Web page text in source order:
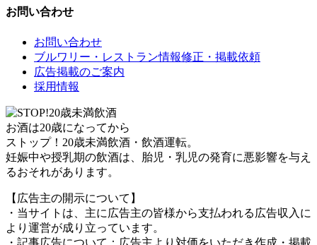
お問い合わせ
お問い合わせ
ブルワリー・レストラン情報修正・掲載依頼
広告掲載のご案内
採用情報
お酒は20歳になってから
ストップ！20歳未満飲酒・飲酒運転。
妊娠中や授乳期の飲酒は、胎児・乳児の発育に悪影響を与え
るおそれがあります。
【広告主の開示について】
・当サイトは、主に広告主の皆様から支払われる広告収入に
より運営が成り立っています。
・記事広告について：広告主より対価をいただき作成・掲載